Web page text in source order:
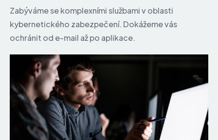
Zabýváme se komplexními službami v oblasti
kybernetického zabezpečení. Dokážeme vás
ochránit od e-mail až po aplikace.